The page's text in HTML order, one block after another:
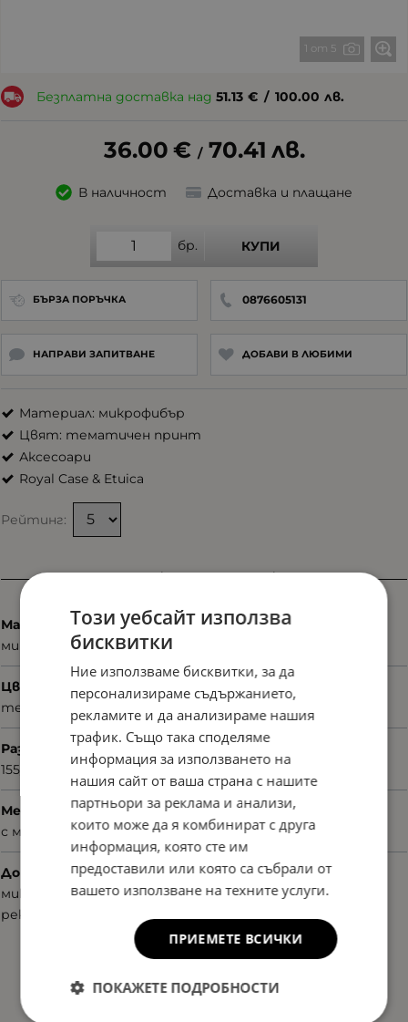
1 от 5
Безплатна доставка над 51.13 € / 100.00 лв.
36.00 € / 70.41 лв.
В наличност Доставка и плащане
бр. КУПИ
БЪРЗА ПОРЪЧКА 0876605131
НАПРАВИ ЗАПИТВАНЕ ДОБАВИ В ЛЮБИМИ
Материал: микрофибър
Цвят: тематичен принт
Аксесоари
Royal Case & Etuica
Рейтинг:
Характеристики
Материал
микрофибър
Цвят
тематичен принт
Размер
155/66/30
Механизъм на затваряне
с магнит
Допълнителни аксесоари
микрофибърна кърпа
рекламни материали
Този уебсайт използва
бисквитки
Ние използваме бисквитки, за да
персонализираме съдържанието,
рекламите и да анализираме нашия
трафик. Също така споделяме
информация за използването на
нашия сайт от ваша страна с нашите
партньори за реклама и анализи,
които може да я комбинират с друга
информация, която сте им
предоставили или която са събрали от
вашето използване на техните услуги.
ПРИЕМЕТЕ ВСИЧКИ
ПОКАЖЕТЕ ПОДРОБНОСТИ